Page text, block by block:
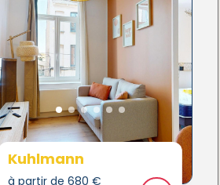
Kuhlmann
à partir de 680 €